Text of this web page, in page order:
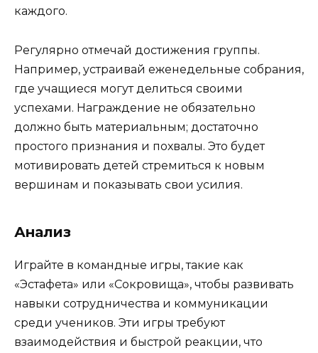
каждого.
Регулярно отмечай достижения группы.
Например, устраивай еженедельные собрания,
где учащиеся могут делиться своими
успехами. Награждение не обязательно
должно быть материальным; достаточно
простого признания и похвалы. Это будет
мотивировать детей стремиться к новым
вершинам и показывать свои усилия.
Анализ
Играйте в командные игры, такие как
«Эстафета» или «Сокровища», чтобы развивать
навыки сотрудничества и коммуникации
среди учеников. Эти игры требуют
взаимодействия и быстрой реакции, что